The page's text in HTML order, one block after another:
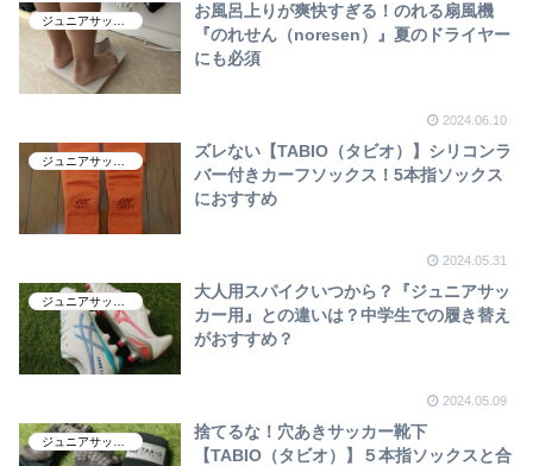
ジュニアサッカー
お風呂上りが爽快すぎる！のれる扇風機
『のれせん（noresen）』夏のドライヤー
にも必須
2024.06.10
ズレない【TABIO（タビオ）】シリコンラ
バー付きカーフソックス！5本指ソックス
におすすめ
2024.05.31
大人用スパイクいつから？『ジュニアサッ
カー用』との違いは？中学生での履き替え
がおすすめ？
2024.05.09
捨てるな！穴あきサッカー靴下
【TABIO（タビオ）】５本指ソックスと合